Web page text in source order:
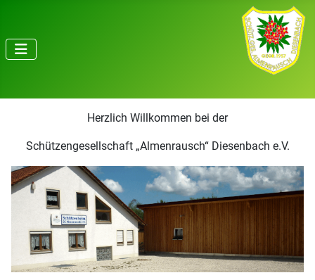
Herzlich Willkommen bei der
Schützengesellschaft „Almenrausch“ Diesenbach e.V.